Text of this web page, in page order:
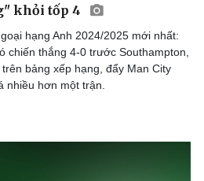
khỏi tốp 4
hạng Anh 2024/2025 mới nhất:
chiến thắng 4-0 trước Southampton,
bảng xếp hạng, đẩy Man City
nhiều hơn một trận.